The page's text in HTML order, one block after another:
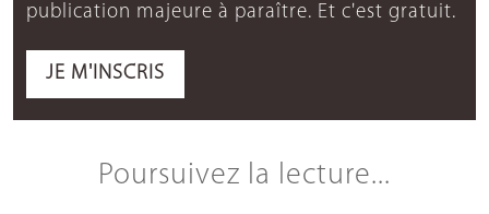
publication majeure à paraître. Et c'est gratuit.
JE M'INSCRIS
Poursuivez la lecture...